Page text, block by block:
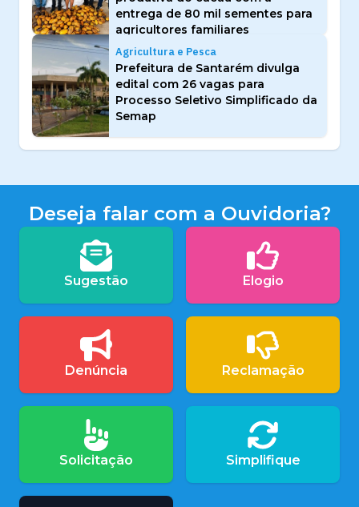
entrega de 80 mil sementes para
agricultores familiares
Agricultura e Pesca
Prefeitura de Santarém divulga
edital com 26 vagas para
Processo Seletivo Simplificado da
Semap
Deseja falar com a Ouvidoria?
Sugestão Elogio
Denúncia Reclamação
Solicitação Simplifique